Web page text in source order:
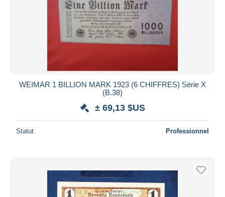
WEIMAR 1 BILLION MARK 1923 (6 CHIFFRES) Série X
(B.38)
± 69,13 $US
Statut Professionnel